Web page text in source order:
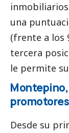
una
(frente a los
tercera
le permite
Desde su